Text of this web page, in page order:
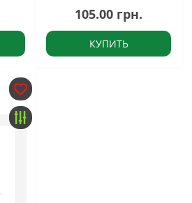
105.00 грн.
КУПИТЬ